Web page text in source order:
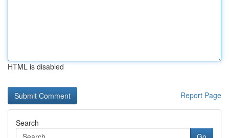
HTML is disabled
Report Page
Search